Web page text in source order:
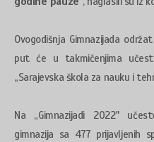
Ovogodišnja Gimnazijada
put će u takmičenjima
„Sarajevska škola za nauku i
Na „Gimnazijadi 2022"
gimnazija sa 477 prijavljenih